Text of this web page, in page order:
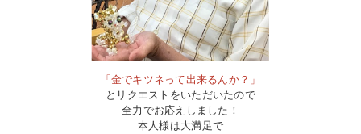
「金でキツネって出来るんか？」
とリクエストをいただいたので
全力でお応えしました！
本人様は大満足で